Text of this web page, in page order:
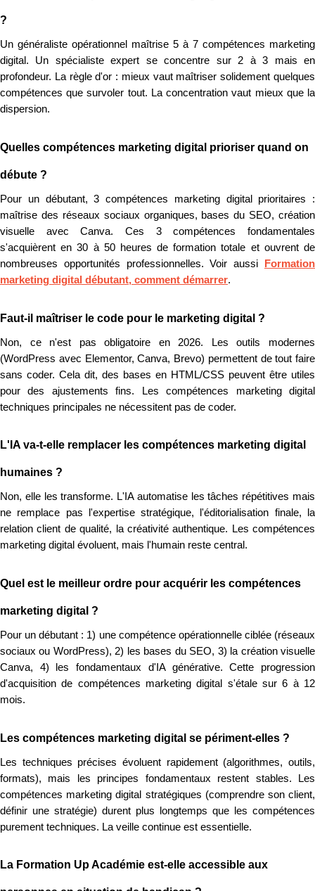
?
Un généraliste opérationnel maîtrise 5 à 7 compétences marketing
digital. Un spécialiste expert se concentre sur 2 à 3 mais en
profondeur. La règle d'or : mieux vaut maîtriser solidement quelques
compétences que survoler tout. La concentration vaut mieux que la
dispersion.
Quelles compétences marketing digital prioriser quand on
débute ?
Pour un débutant, 3 compétences marketing digital prioritaires :
maîtrise des réseaux sociaux organiques, bases du SEO, création
visuelle avec Canva. Ces 3 compétences fondamentales
s'acquièrent en 30 à 50 heures de formation totale et ouvrent de
nombreuses opportunités professionnelles. Voir aussi
Formation
marketing digital débutant, comment démarrer.
Faut-il maîtriser le code pour le marketing digital ?
Non, ce n'est pas obligatoire en 2026. Les outils modernes
(WordPress avec Elementor, Canva, Brevo) permettent de tout faire
sans coder. Cela dit, des bases en HTML/CSS peuvent être utiles
pour des ajustements fins. Les compétences marketing digital
techniques principales ne nécessitent pas de coder.
L'IA va-t-elle remplacer les compétences marketing digital
humaines ?
Non, elle les transforme. L'IA automatise les tâches répétitives mais
ne remplace pas l'expertise stratégique, l'éditorialisation finale, la
relation client de qualité, la créativité authentique. Les compétences
marketing digital évoluent, mais l'humain reste central.
Quel est le meilleur ordre pour acquérir les compétences
marketing digital ?
Pour un débutant : 1) une compétence opérationnelle ciblée (réseaux
sociaux ou WordPress), 2) les bases du SEO, 3) la création visuelle
Canva, 4) les fondamentaux d'IA générative. Cette progression
d'acquisition de compétences marketing digital s'étale sur 6 à 12
mois.
Les compétences marketing digital se périment-elles ?
Les techniques précises évoluent rapidement (algorithmes, outils,
formats), mais les principes fondamentaux restent stables. Les
compétences marketing digital stratégiques (comprendre son client,
définir une stratégie) durent plus longtemps que les compétences
purement techniques. La veille continue est essentielle.
La Formation Up Académie est-elle accessible aux